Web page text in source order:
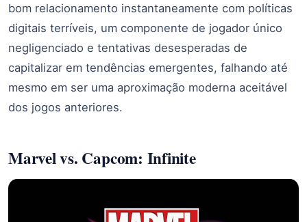
bom relacionamento instantaneamente com políticas
digitais terríveis, um componente de jogador único
negligenciado e tentativas desesperadas de
capitalizar em tendências emergentes, falhando até
mesmo em ser uma aproximação moderna aceitável
dos jogos anteriores.
Marvel vs. Capcom: Infinite